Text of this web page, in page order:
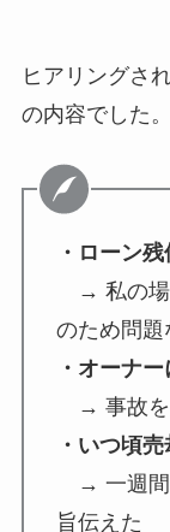
ヒアリングさ
の内容でした。
・ローン
→ 私の場
のため問題
・オーナ
→ 事故を
・いつ頃
→ 一週間
旨伝えた